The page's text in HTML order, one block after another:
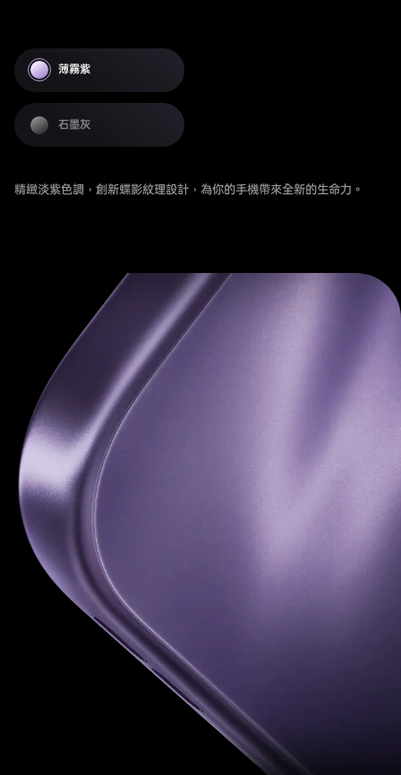
薄霧紫
石墨灰
精緻淡紫色調，創新蝶影紋理設計，為你的手機帶來全新的生命力。